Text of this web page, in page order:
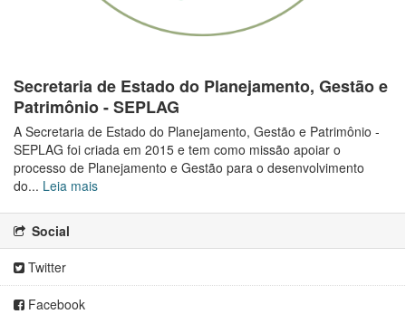
Secretaria de Estado do Planejamento, Gestão e
Patrimônio - SEPLAG
A Secretaria de Estado do Planejamento, Gestão e Patrimônio -
SEPLAG foi criada em 2015 e tem como missão apoiar o
processo de Planejamento e Gestão para o desenvolvimento
do... Leia mais
Social
Twitter
Facebook